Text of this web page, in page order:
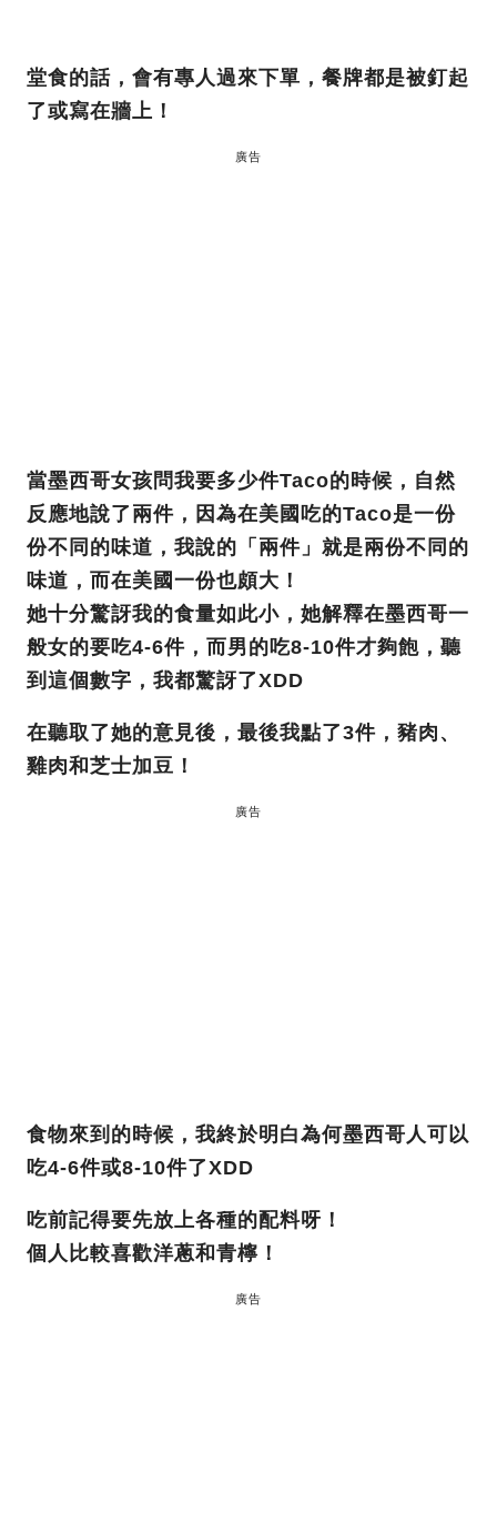
堂食的話，會有專人過來下單，餐牌都是被釘起
了或寫在牆上！
廣告
當墨西哥女孩問我要多少件Taco的時候，自然
反應地說了兩件，因為在美國吃的Taco是一份
份不同的味道，我說的「兩件」就是兩份不同的
味道，而在美國一份也頗大！
她十分驚訝我的食量如此小，她解釋在墨西哥一
般女的要吃4-6件，而男的吃8-10件才夠飽，聽
到這個數字，我都驚訝了XDD
在聽取了她的意見後，最後我點了3件，豬肉、
雞肉和芝士加豆！
廣告
食物來到的時候，我終於明白為何墨西哥人可以
吃4-6件或8-10件了XDD
吃前記得要先放上各種的配料呀！
個人比較喜歡洋蔥和青檸！
廣告